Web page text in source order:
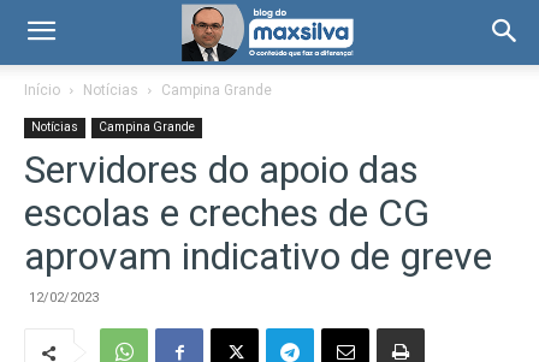
Início Notícias Campina Grande
Notícias Campina Grande
Servidores do apoio das
escolas e creches de CG
aprovam indicativo de greve
12/02/2023